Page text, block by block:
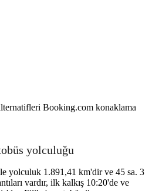
Booking.com konaklama
yolculuğu
yolculuk 1.891,41 km'dir ve 45 sa. 3
vardır, ilk kalkış 10:20'de ve